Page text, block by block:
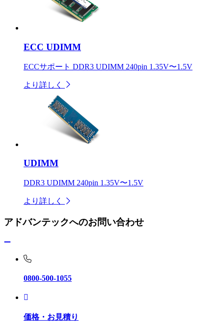
ECC UDIMM
ECCサポート DDR3 UDIMM 240pin 1.35V〜1.5V
より詳しく
UDIMM
DDR3 UDIMM 240pin 1.35V〜1.5V
より詳しく
アドバンテックへのお問い合わせ
0800-500-1055
価格・お見積り